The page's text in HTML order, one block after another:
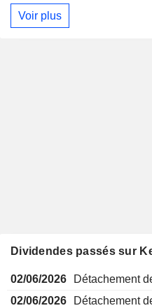
Voir plus
Dividendes passés sur
02/06/2026
Détachement
02/06/2026
Détachement